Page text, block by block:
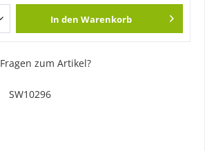
In den Warenkorb
Fragen zum Artikel?
SW10296